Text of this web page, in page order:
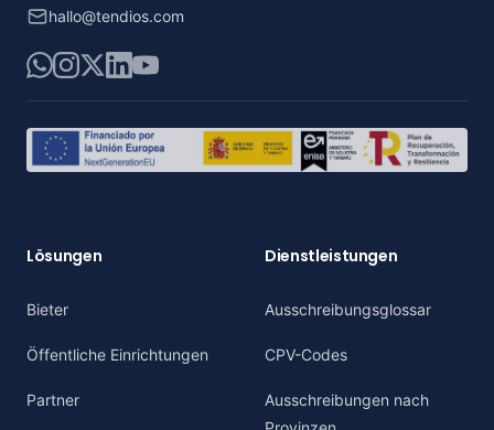
hallo@tendios.com
WhatsApp
Instagram
X LinkedIn
YouTube
Lösungen
Bieter
Öffentliche Einrichtungen
Partner
Dienstleistungen
Ausschreibungsglossar
CPV-Codes
Ausschreibungen nach